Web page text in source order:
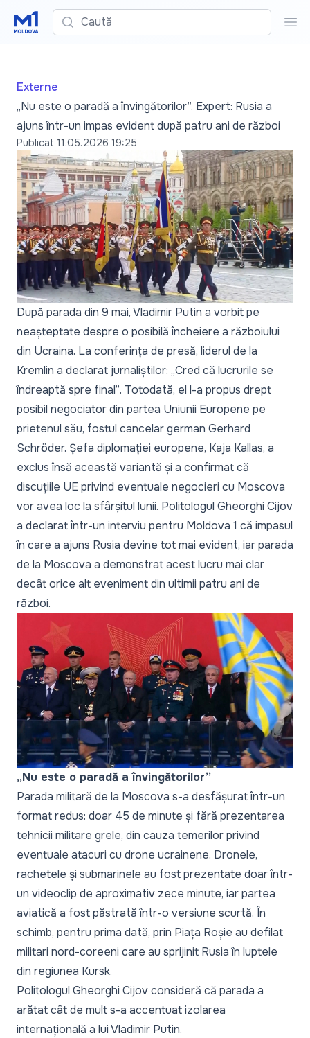
Caută
Externe
„Nu este o paradă a învingătorilor”. Expert: Rusia a
ajuns într-un impas evident după patru ani de război
Publicat 11.05.2026 19:25
După parada din 9 mai, Vladimir Putin a vorbit pe
neașteptate despre o posibilă încheiere a războiului
din Ucraina. La conferința de presă, liderul de la
Kremlin a declarat jurnaliștilor: „Cred că lucrurile se
îndreaptă spre final”. Totodată, el l-a propus drept
posibil negociator din partea Uniunii Europene pe
prietenul său, fostul cancelar german Gerhard
Schröder. Șefa diplomației europene, Kaja Kallas, a
exclus însă această variantă și a confirmat că
discuțiile UE privind eventuale negocieri cu Moscova
vor avea loc la sfârșitul lunii. Politologul Gheorghi Cijov
a declarat într-un interviu pentru Moldova 1 că impasul
în care a ajuns Rusia devine tot mai evident, iar parada
de la Moscova a demonstrat acest lucru mai clar
decât orice alt eveniment din ultimii patru ani de
război.
„Nu este o paradă a învingătorilor”
Parada militară de la Moscova s-a desfășurat într-un
format redus: doar 45 de minute și fără prezentarea
tehnicii militare grele, din cauza temerilor privind
eventuale atacuri cu drone ucrainene. Dronele,
rachetele și submarinele au fost prezentate doar într-
un videoclip de aproximativ zece minute, iar partea
aviatică a fost păstrată într-o versiune scurtă. În
schimb, pentru prima dată, prin Piața Roșie au defilat
militari nord-coreeni care au sprijinit Rusia în luptele
din regiunea Kursk.
Politologul Gheorghi Cijov consideră că parada a
arătat cât de mult s-a accentuat izolarea
internațională a lui Vladimir Putin.